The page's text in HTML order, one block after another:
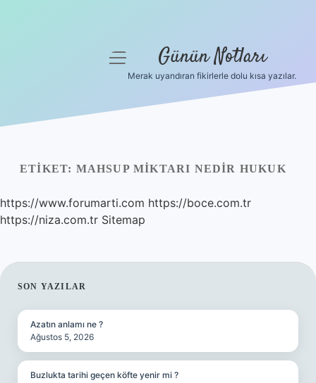
Yasal Uyarı
Hakkımızda
menüyü
Günün Notları
Merak uyandıran fikirlerle dolu kısa yazılar.
ETIKET: MAHSUP MIKTARI NEDIR HUKUK
https://www.forumarti.com https://boce.com.tr
https://niza.com.tr Sitemap
SIDEBAR
SON YAZILAR
Azatın anlamı ne ?
Ağustos 5, 2026
Buzlukta tarihi geçen köfte yenir mi ?